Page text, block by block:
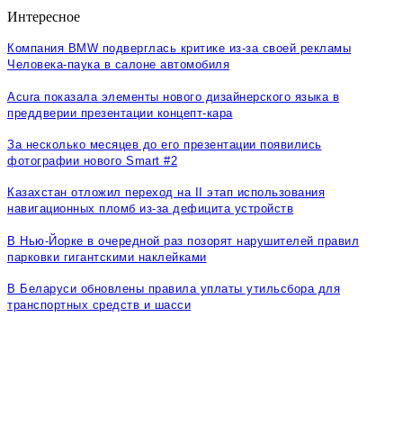
Интересное
Компания BMW подверглась критике из-за своей рекламы
Человека-паука в салоне автомобиля
Acura показала элементы нового дизайнерского языка в
преддверии презентации концепт-кара
За несколько месяцев до его презентации появились
фотографии нового Smart #2
Казахстан отложил переход на II этап использования
навигационных пломб из-за дефицита устройств
В Нью-Йорке в очередной раз позорят нарушителей правил
парковки гигантскими наклейками
В Беларуси обновлены правила уплаты утильсбора для
транспортных средств и шасси